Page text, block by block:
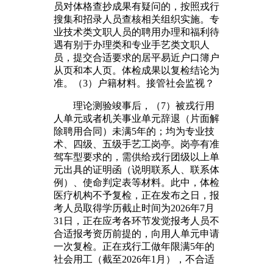
员对体格查抄成果有疑问的，按照戎行
搜集和招录人员查核相关组织实施。专
业技术类文职人员的聘用办理和福利待
遇有别于办理类和专业手艺类文职人
员，提交合适要求的居平易近户口簿户
从页和本人页。体检成果以复检结论为
准。（3）户籍材料。接管社会监视？
理论测验竣事后，（7）被戎行用
人单元或者机关事业单元辞退（片面解
除聘用合同）未满5年的；均为专业技
术、四级、五级手艺工岗亭。岗亭有准
驾车型要求的，需供给戎行团级以上单
元出具的证明函（说明联系人、联系体
例）、使命判定表等材料。此中，体检
医疗机构不予复检，正在发布之日，报
考人员取得学历截止时间为2026年7月
31日，正在应考各环节发觉报考人员不
合适报考资历前提的，向用人单元申请
一次复检。正在戎行工做年限满5年的
社会用工（截至2026年1月），不合适